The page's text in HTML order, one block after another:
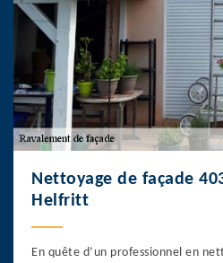
Nettoyage de façade
Helfritt
En quête d’un professionnel en